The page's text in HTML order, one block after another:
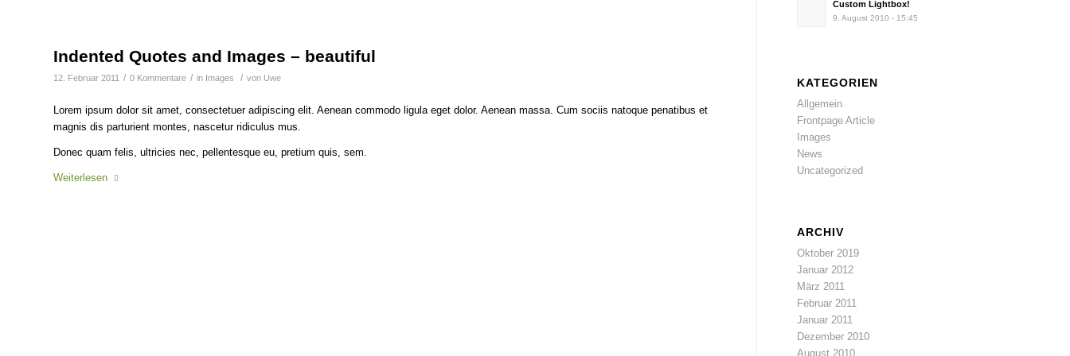
Indented Quotes and Images – beautiful
12. Februar 2011 / 0 Kommentare / in Images / von Uwe
Lorem ipsum dolor sit amet, consectetuer adipiscing elit. Aenean commodo ligula eget dolor. Aenean massa. Cum sociis natoque penatibus et
magnis dis parturient montes, nascetur ridiculus mus.
Donec quam felis, ultricies nec, pellentesque eu, pretium quis, sem.
Weiterlesen
Custom Lightbox!
9. August 2010 - 15:45
KATEGORIEN
Allgemein
Frontpage Article
Images
News
Uncategorized
ARCHIV
Oktober 2019
Januar 2012
März 2011
Februar 2011
Januar 2011
Dezember 2010
August 2010